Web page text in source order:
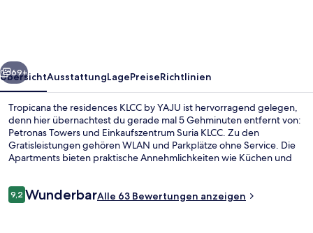
Weiter
69+
ÜbersichtAusstattungLagePreiseRichtlinien
Tropicana the residences KLCC by YAJU ist hervorragend gelegen,
denn hier übernachtest du gerade mal 5 Gehminuten entfernt von:
Petronas Towers und Einkaufszentrum Suria KLCC. Zu den
Gratisleistungen gehören WLAN und Parkplätze ohne Service. Die
Apartments bieten praktische Annehmlichkeiten wie Küchen und
einen kurzen Fußmarsch entfernt: Zur LRT-Station sind es 7 Minuten
Bewertungen
9,29,2 von 10.
WunderbarAlle 63 Bewertungen anzeigen